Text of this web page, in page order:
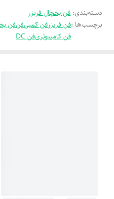
دسته‌بندی: فن یخچال فریزر
برچسب‌ها :فن فریزرفن کمبیفنفن
فن کامپیوتریفن DC